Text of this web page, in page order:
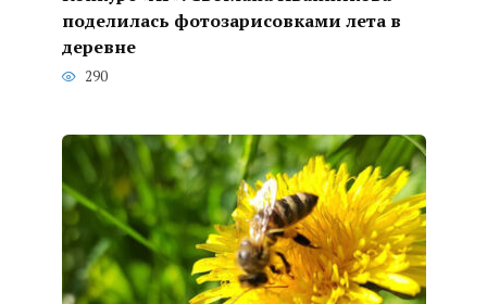
поделилась фотозарисовками лета в
деревне
290